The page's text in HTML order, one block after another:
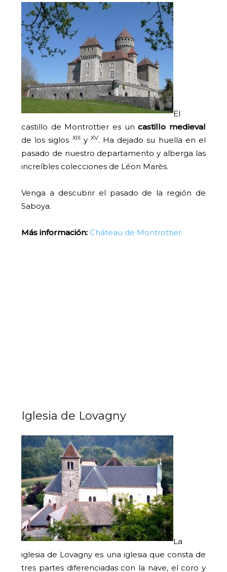
El
castillo de Montrottier es un castillo medieval
de los siglos XIII y XV. Ha dejado su huella en el
pasado de nuestro departamento y alberga las
increíbles colecciones de Léon Marès.
Venga a descubrir el pasado de la región de
Saboya.
Más información: Château de Montrottier
Iglesia de Lovagny
La
iglesia de Lovagny es una iglesia que consta de
tres partes diferenciadas con la nave, el coro y